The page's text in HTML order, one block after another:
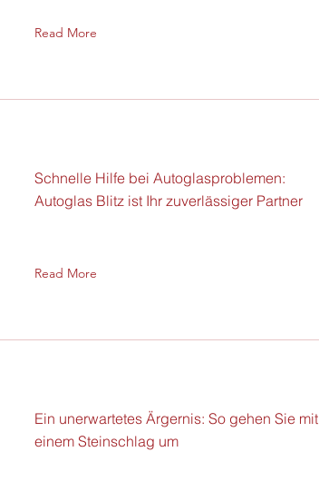
Read More
Schnelle Hilfe bei Autoglasproblemen:
Autoglas Blitz ist Ihr zuverlässiger Partner
Read More
Ein unerwartetes Ärgernis: So gehen Sie mit
einem Steinschlag um